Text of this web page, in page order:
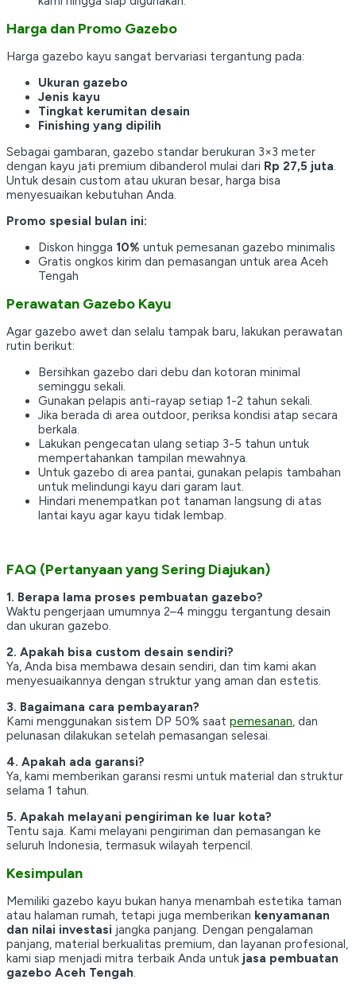
Harga dan Promo Gazebo
Harga gazebo kayu sangat bervariasi tergantung pada:
Ukuran gazebo
Jenis kayu
Tingkat kerumitan desain
Finishing yang dipilih
Sebagai gambaran, gazebo standar berukuran 3×3 meter
dengan kayu jati premium dibanderol mulai dari Rp 27,5 juta.
Untuk desain custom atau ukuran besar, harga bisa
menyesuaikan kebutuhan Anda.
Promo spesial bulan ini:
Diskon hingga 10% untuk pemesanan gazebo minimalis
Gratis ongkos kirim dan pemasangan untuk area Aceh
Tengah
Perawatan Gazebo Kayu
Agar gazebo awet dan selalu tampak baru, lakukan perawatan
rutin berikut:
Bersihkan gazebo dari debu dan kotoran minimal
seminggu sekali.
Gunakan pelapis anti-rayap setiap 1-2 tahun sekali.
Jika berada di area outdoor, periksa kondisi atap secara
berkala.
Lakukan pengecatan ulang setiap 3-5 tahun untuk
mempertahankan tampilan mewahnya.
Untuk gazebo di area pantai, gunakan pelapis tambahan
untuk melindungi kayu dari garam laut.
Hindari menempatkan pot tanaman langsung di atas
lantai kayu agar kayu tidak lembap.
FAQ (Pertanyaan yang Sering Diajukan)
1. Berapa lama proses pembuatan gazebo?
Waktu pengerjaan umumnya 2–4 minggu tergantung desain
dan ukuran gazebo.
2. Apakah bisa custom desain sendiri?
Ya, Anda bisa membawa desain sendiri, dan tim kami akan
menyesuaikannya dengan struktur yang aman dan estetis.
3. Bagaimana cara pembayaran?
Kami menggunakan sistem DP 50% saat pemesanan, dan
pelunasan dilakukan setelah pemasangan selesai.
4. Apakah ada garansi?
Ya, kami memberikan garansi resmi untuk material dan struktur
selama 1 tahun.
5. Apakah melayani pengiriman ke luar kota?
Tentu saja. Kami melayani pengiriman dan pemasangan ke
seluruh Indonesia, termasuk wilayah terpencil.
Kesimpulan
Memiliki gazebo kayu bukan hanya menambah estetika taman
atau halaman rumah, tetapi juga memberikan kenyamanan
dan nilai investasi jangka panjang. Dengan pengalaman
panjang, material berkualitas premium, dan layanan profesional,
kami siap menjadi mitra terbaik Anda untuk jasa pembuatan
gazebo Aceh Tengah.